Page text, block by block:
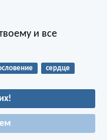
и все
сердце